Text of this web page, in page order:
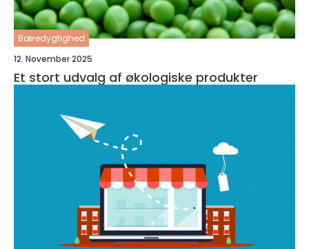
Bæredygtighed
12. November 2025
Et stort udvalg af økologiske produkter